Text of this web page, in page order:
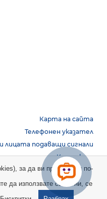
Карта на сайта
Телефонен указател
лицата подаващи сигнали
Контакти
права запазени.
за да ви предостави по-
да използвате сайта ни, се